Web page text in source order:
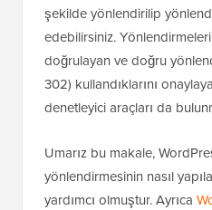
şekilde yönlendirilip
edebilirsiniz.
doğrulayan ve doğru
302) kullandıklarını
denetleyici araçları da
Umarız bu makale,
yönlendirmesinin nasıl
yardımcı olmuştur. Ayrıca